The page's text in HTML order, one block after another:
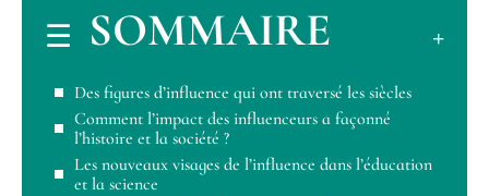
SOMMAIRE
Des figures d’influence qui ont traversé les siècles
Comment l’impact des influenceurs a façonné
l’histoire et la société ?
Les nouveaux visages de l’influence dans l’éducation
et la science